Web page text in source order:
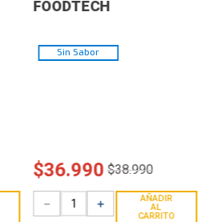
FOODTECH
Sin Sabor
$36.990 $38.990
＋
－
AÑADIR
AL
CARRITO